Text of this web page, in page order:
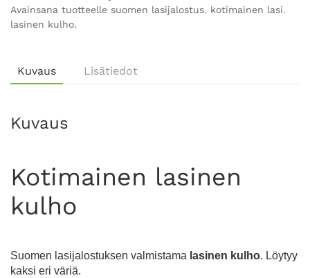
Avainsana tuotteelle suomen lasijalostus. kotimainen lasi.
lasinen kulho.
Kuvaus Lisätiedot
Kuvaus
Kotimainen lasinen
kulho
Suomen lasijalostuksen valmistama lasinen kulho. Löytyy
kaksi eri väriä.